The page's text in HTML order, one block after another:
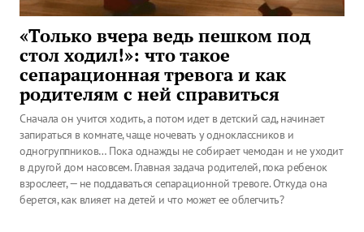
«Только вчера ведь пешком под
стол ходил!»: что такое
сепарационная тревога и как
родителям с ней справиться
Сначала он учится ходить, а потом идет в детский сад, начинает
запираться в комнате, чаще ночевать у одноклассников и
одногруппников… Пока однажды не собирает чемодан и не уходит
в другой дом насовсем. Главная задача родителей, пока ребенок
взрослеет, — не поддаваться сепарационной тревоге. Откуда она
берется, как влияет на детей и что может ее облегчить?